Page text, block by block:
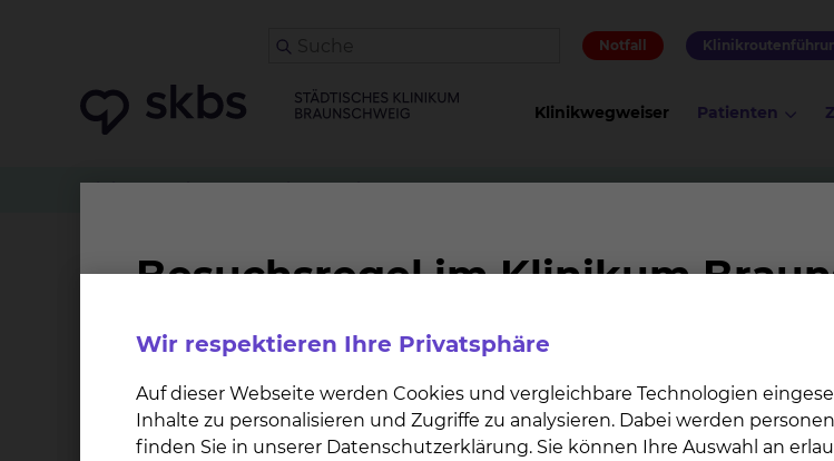
Notfall
Klinikwegweiser Patienten
Klinikwegweiser Physiotherapie Stangerbad
Stangerbad
Die Leitfähigkeit des Wassers wird in einer Ganzkörperwanne, die allseitig mit
Bei welchen Krankheitsbildern ist das Behandlungsverfahren
Wir respektieren Ihre Privatsphäre
Auf dieser Webseite werden Cookies und vergleichbare Technologien
Inhalte zu personalisieren und Zugriffe zu analysieren. Dabei werden
finden Sie in unserer Datenschutzerklärung. Sie können Ihre Auswahl an